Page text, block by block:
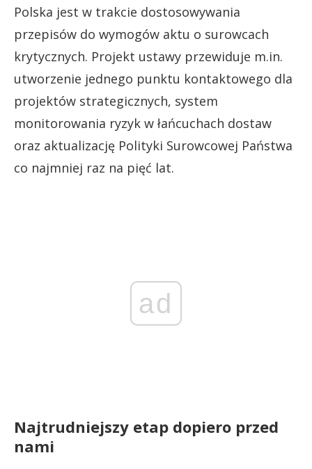
Polska jest w trakcie dostosowywania
przepisów do wymogów aktu o surowcach
krytycznych. Projekt ustawy przewiduje m.in.
utworzenie jednego punktu kontaktowego dla
projektów strategicznych, system
monitorowania ryzyk w łańcuchach dostaw
oraz aktualizację Polityki Surowcowej Państwa
co najmniej raz na pięć lat.
ad
Najtrudniejszy etap dopiero przed
nami